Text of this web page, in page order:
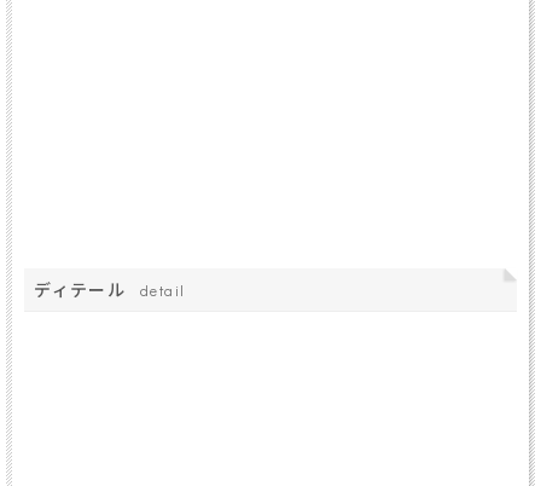
ディテール detail